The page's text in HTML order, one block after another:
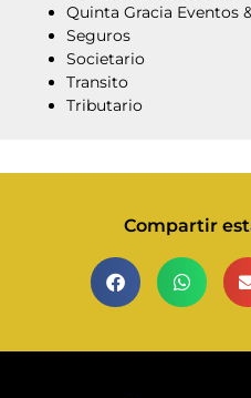
Quinta Gracia Eventos
Seguros
Societario
Transito
Tributario
Compartir